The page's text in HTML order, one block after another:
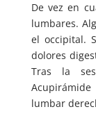
De vez en
lumbares.
el occipital.
dolores
Tras la
lumbar